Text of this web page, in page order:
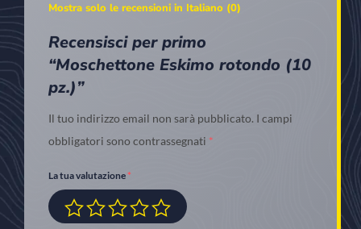
Mostra solo le recensioni in Italiano (0)
Recensisci per primo
“Moschettone Eskimo rotondo (10
pz.)”
Il tuo indirizzo email non sarà pubblicato. I campi
obbligatori sono contrassegnati *
La tua valutazione*